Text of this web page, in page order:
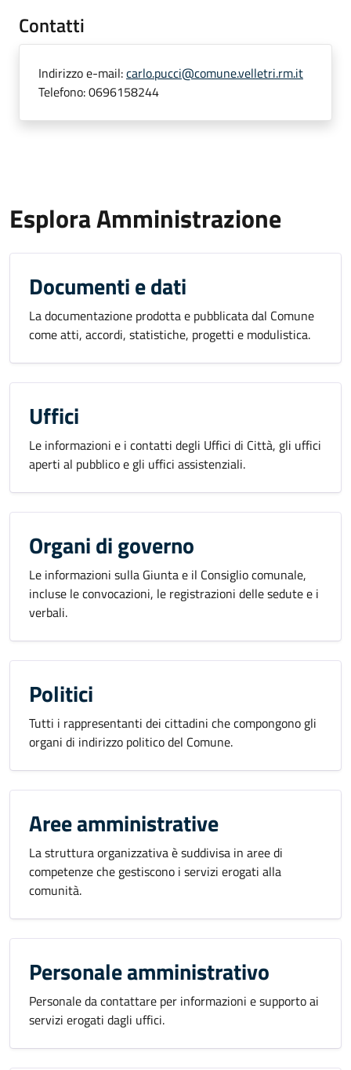
Contatti
Indirizzo e-mail:carlo.pucci@comune.velletri.rm.it
Telefono:0696158244
Esplora Amministrazione
Documenti e dati
La documentazione prodotta e pubblicata dal Comune
come atti, accordi, statistiche, progetti e modulistica.
Uffici
Le informazioni e i contatti degli Uffici di Città, gli uffici
aperti al pubblico e gli uffici assistenziali.
Organi di governo
Le informazioni sulla Giunta e il Consiglio comunale,
incluse le convocazioni, le registrazioni delle sedute e i
verbali.
Politici
Tutti i rappresentanti dei cittadini che compongono gli
organi di indirizzo politico del Comune.
Aree amministrative
La struttura organizzativa è suddivisa in aree di
competenze che gestiscono i servizi erogati alla
comunità.
Personale amministrativo
Personale da contattare per informazioni e supporto ai
servizi erogati dagli uffici.